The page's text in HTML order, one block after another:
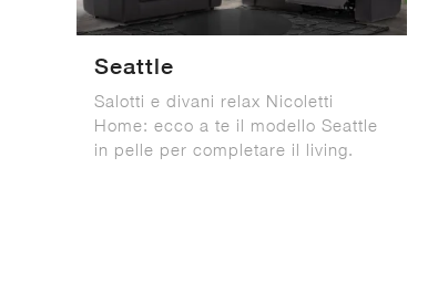
Seattle
Salotti e divani relax Nicoletti
Home: ecco a te il modello Seattle
in pelle per completare il living.